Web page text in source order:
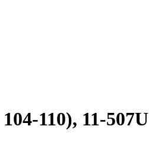
110), 11-507U